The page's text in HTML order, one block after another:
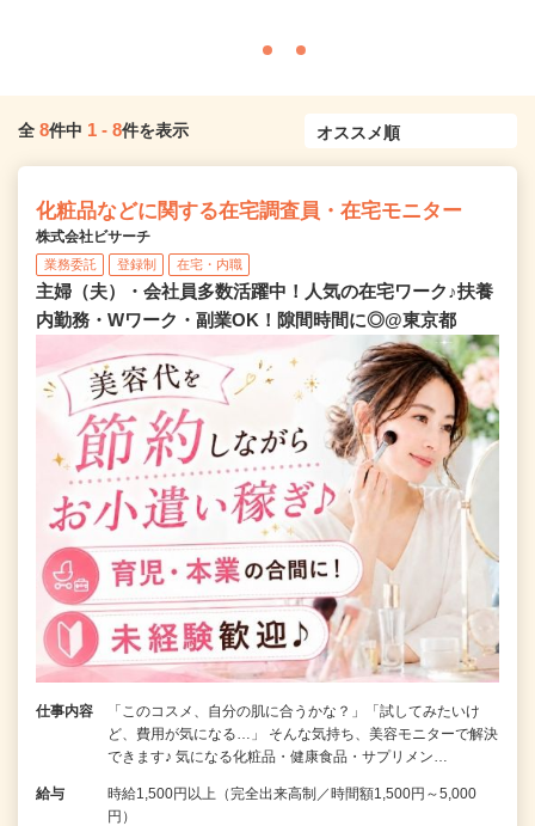
全 8件中 1 - 8件を表示
化粧品などに関する在宅調査員・在宅モニター
株式会社ビサーチ
業務委託 登録制 在宅・内職
主婦（夫）・会社員多数活躍中！人気の在宅ワーク♪扶養
内勤務・Wワーク・副業OK！隙間時間に◎@東京都
仕事内容
「このコスメ、自分の肌に合うかな？」「試してみたいけ
ど、費用が気になる…」 そんな気持ち、美容モニターで解決
できます♪ 気になる化粧品・健康食品・サプリメン…
給与
時給1,500円以上（完全出来高制／時間額1,500円～5,000
円）